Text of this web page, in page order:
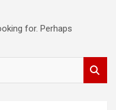
for. Perhaps